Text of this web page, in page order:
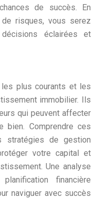
de succès. En
risques, vous serez
éclairées et
plus courants et les
immobilier. Ils
qui peuvent affecter
Comprendre ces
stratégies de gestion
votre capital et
Une analyse
financière
naviguer avec succès